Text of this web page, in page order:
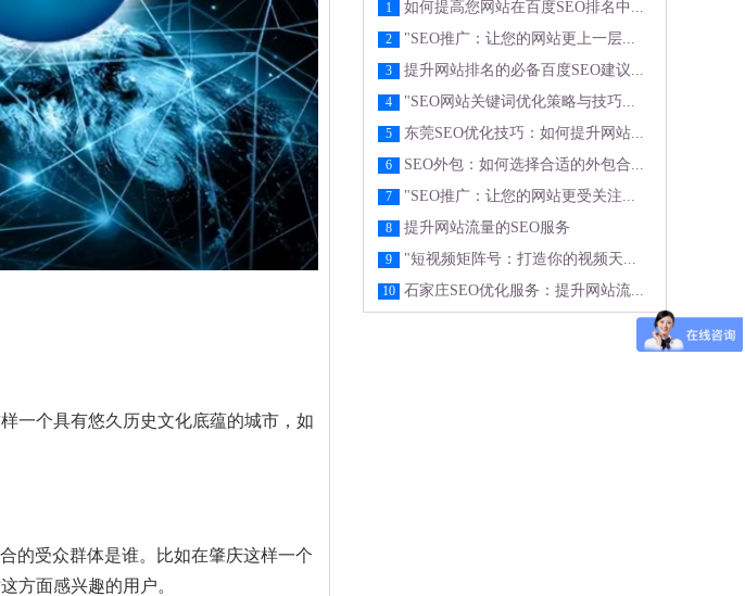
一个具有悠久历史文化底蕴的城市，如
的受众群体是谁。比如在肇庆这样一个
方面感兴趣的用户。
1 如何提高您网站在百度SEO排名中...
2 "SEO推广：让您的网站更上一层...
3 提升网站排名的必备百度SEO建议...
4 "SEO网站关键词优化策略与技巧...
5 东莞SEO优化技巧：如何提升网站...
6 SEO外包：如何选择合适的外包合...
7 "SEO推广：让您的网站更受关注...
8 提升网站流量的SEO服务
9 "短视频矩阵号：打造你的视频天...
10 石家庄SEO优化服务：提升网站流...